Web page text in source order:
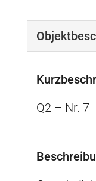
Q2 – Nr. 7